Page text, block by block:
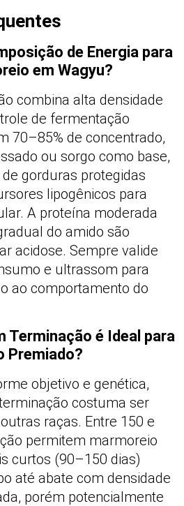
de Energia para
em Wagyu?
combina alta densidade
de fermentação
70–85% de concentrado,
ou sorgo como base,
gorduras protegidas
lipogênicos para
A proteína moderada
do amido são
acidose. Sempre valide
e ultrassom para
ao comportamento do
Terminação é Ideal para
Premiado?
objetivo e genética,
costuma ser
raças. Entre 150 e
permitem marmoreio
curtos (90–150 dias)
até abate com densidade
porém potencialmente